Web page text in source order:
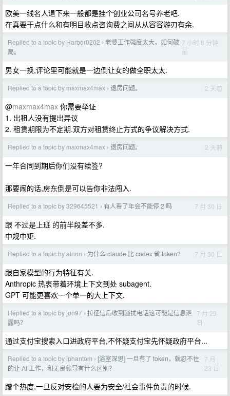
欧美一线名人退下来一般都是挂个创业公司名号养老吧.
在真要干点什么和有明目收点咨询费之间从从容容游刃有余.
Replied to a topic by Harbor0202 › 老婆工作强度太大，如何破
局。
7 小时 8 分钟
前
男女一换,评论里可能就是一边倒让女的做全职太太.
Replied to a topic by maxmax4max › 退房问题。 2 天前
@maxmax4max 你需要举证
1. 出租人没有提出异议
2. 租赁期限为不定期.双方对租赁终止方式的争议解决方式.
Replied to a topic by maxmax4max › 退房问题。 2 天前
一年合同到期后你们没有续签?
那要闹的话,房东倒是可以告你非法闯入.
Replied to a topic by 329645521 › 有人看了年会不能停 2 吗 7 月 30 日
跟 不过是上班 的前半段差不多.
中规中矩.
Replied to a topic by ainon › 为什么 claude 比 codex 省 token? 7 月 30 日
跟自家模型的行为特征有关.
Anthropic 热衷带着环境上下文到处 subagent.
GPT 可能更喜欢一个单一的大上下文.
Replied to a topic by jon97 › 拉征信后收到骚扰电话这可能是信息泄
露吗？
7 月 29
日
通过支付宝搜索入口进政府平台,不怀疑支付宝先怀疑政府平台...
Replied to a topic by iphantom › [浴室深思] 一旦有了 token，就忍不住
的让 AI 工作，和无良领导有什么区别？
7 月
23 日
蹭个热度,一旦反对安检的人要为安全/社会事件负责的时候.